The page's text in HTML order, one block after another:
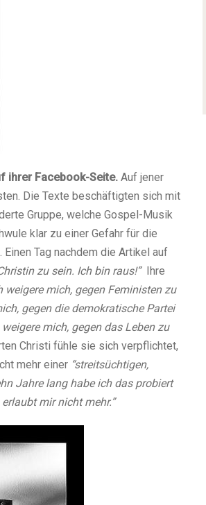
ihrer Facebook-Seite. Auf jener
Die Texte beschäftigten sich mit
Gruppe, welche Gospel-Musik
klar zu einer Gefahr für die
Tag nachdem die Artikel auf
zu sein. Ich bin raus!” Ihre
weigere mich, gegen Feministen zu
gegen die demokratische Partei
mich, gegen das Leben zu
Christi fühle sie sich verpflichtet,
mehr einer “streitsüchtigen,
Jahre lang habe ich das probiert
mir nicht mehr.”